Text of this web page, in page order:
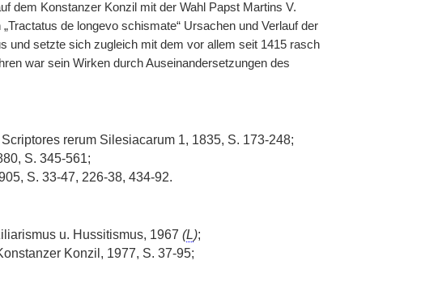
dem Konstanzer Konzil mit der Wahl Papst Martins V.
de longevo schismate“ Ursachen und Verlauf der
und setzte sich zugleich mit dem vor allem seit 1415 rasch
war sein Wirken durch Auseinandersetzungen des
rerum Silesiacarum 1, 1835, S. 173-248;
S. 345-561;
S. 33-47, 226-38, 434-92.
u. Hussitismus, 1967 (L);
Konzil, 1977, S. 37-95;